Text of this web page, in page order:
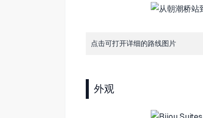
点击可打开详细的路线图片
外观